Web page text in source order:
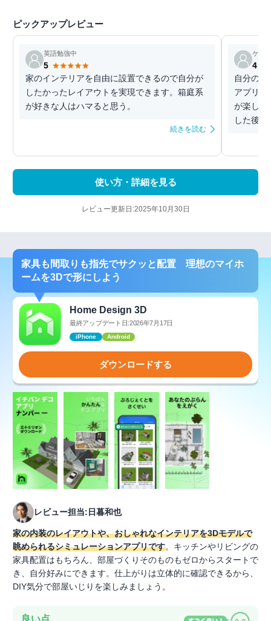
ピックアップレビュー
英語勉強中
5
家のインテリアを自由に設置できるので自分が
したかったレイアウトを実現できます。箱庭系
が好きな人はハマると思う。
続きを読む
ケン
4
自分の
アプリ。
が楽しい
した後
使い方・詳細を見る
レビュー更新日:2025年10月30日
家具も間取りも指先でサクッと配置 理想のマイホ
ームを3Dで形にしよう
Home Design 3D
最終アップデート日:2026年7月17日
iPhone Android
ダウンロードする
レビュー担当:日暮和也
家の内装のレイアウトや、おしゃれなインテリアを3Dモデルで
眺められるシミュレーションアプリです。キッチンやリビングの
家具配置はもちろん、部屋づくりそのものもゼロからスタートで
き、自分好みにできます。仕上がりは立体的に確認できるから、
DIY気分で部屋いじりを楽しみましょう。
良い点